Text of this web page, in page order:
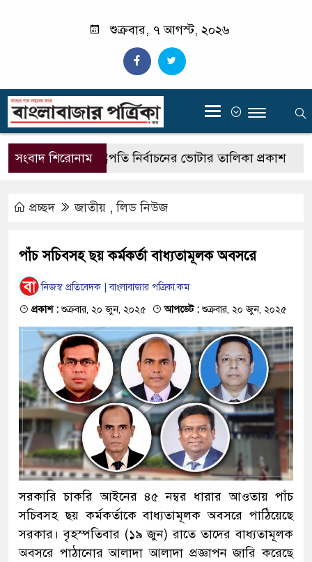
শুক্রবার, ৭ আগস্ট, ২০২৬
‍
সংবাদ শিরোনামরাষ্ট্রপতি নির্বাচনের ভোটার তালিকা প্রকাশ
প্রচ্ছদ জাতীয় ,লিড নিউজ
পাঁচ সচিবসহ ছয় কর্মকর্তা বাধ্যতামূলক অবসরে
নিজস্ব প্রতিবেদক | বাংলাবাজার পত্রিকা.কম
প্রকাশ : শুক্রবার, ২০ জুন, ২০২৫ আপডেট : শুক্রবার, ২০ জুন, ২০২৫
সরকারি চাকরি আইনের ৪৫ নম্বর ধারার আওতায় পাঁচ
সচিবসহ ছয় কর্মকর্তাকে বাধ্যতামূলক অবসরে পাঠিয়েছে
সরকার। বৃহস্পতিবার (১৯ জুন) রাতে তাদের বাধ্যতামূলক
অবসরে পাঠানোর আলাদা আলাদা প্রজ্ঞাপন জারি করেছে